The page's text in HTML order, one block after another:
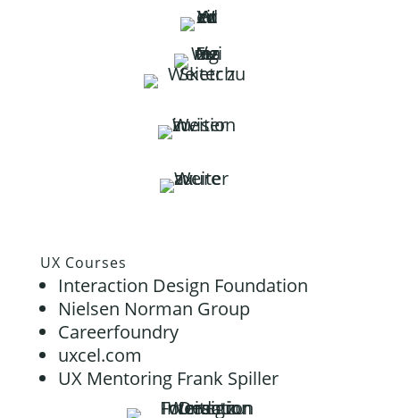
UX Courses
Interaction Design Foundation
Nielsen Norman Group
Careerfoundry
uxcel.com
UX Mentoring Frank Spiller